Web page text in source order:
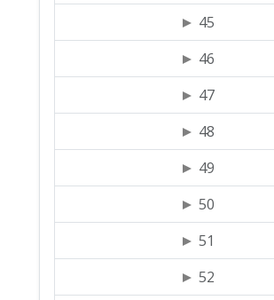
45
46
47
48
49
50
51
52